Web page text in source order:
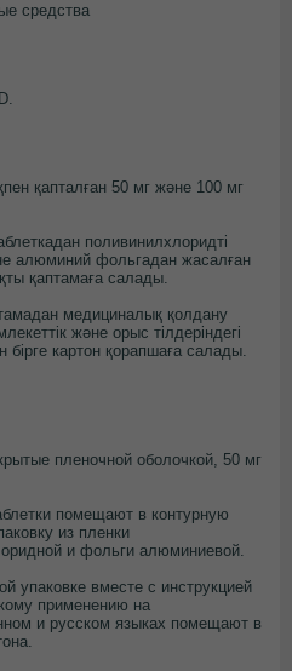
средства
қапталған 50 мг және 100 мг
поливинилхлоридті
алюминий фольгадан жасалған
қаптамаға салады.
медициналық қолдану
және орыс тілдеріндегі
бірге картон қорапшаға салады.
пленочной оболочкой, 50 мг
помещают в контурную
из пленки
и фольги алюминиевой.
упаковке вместе с инструкцией
применению на
и русском языках помещают в